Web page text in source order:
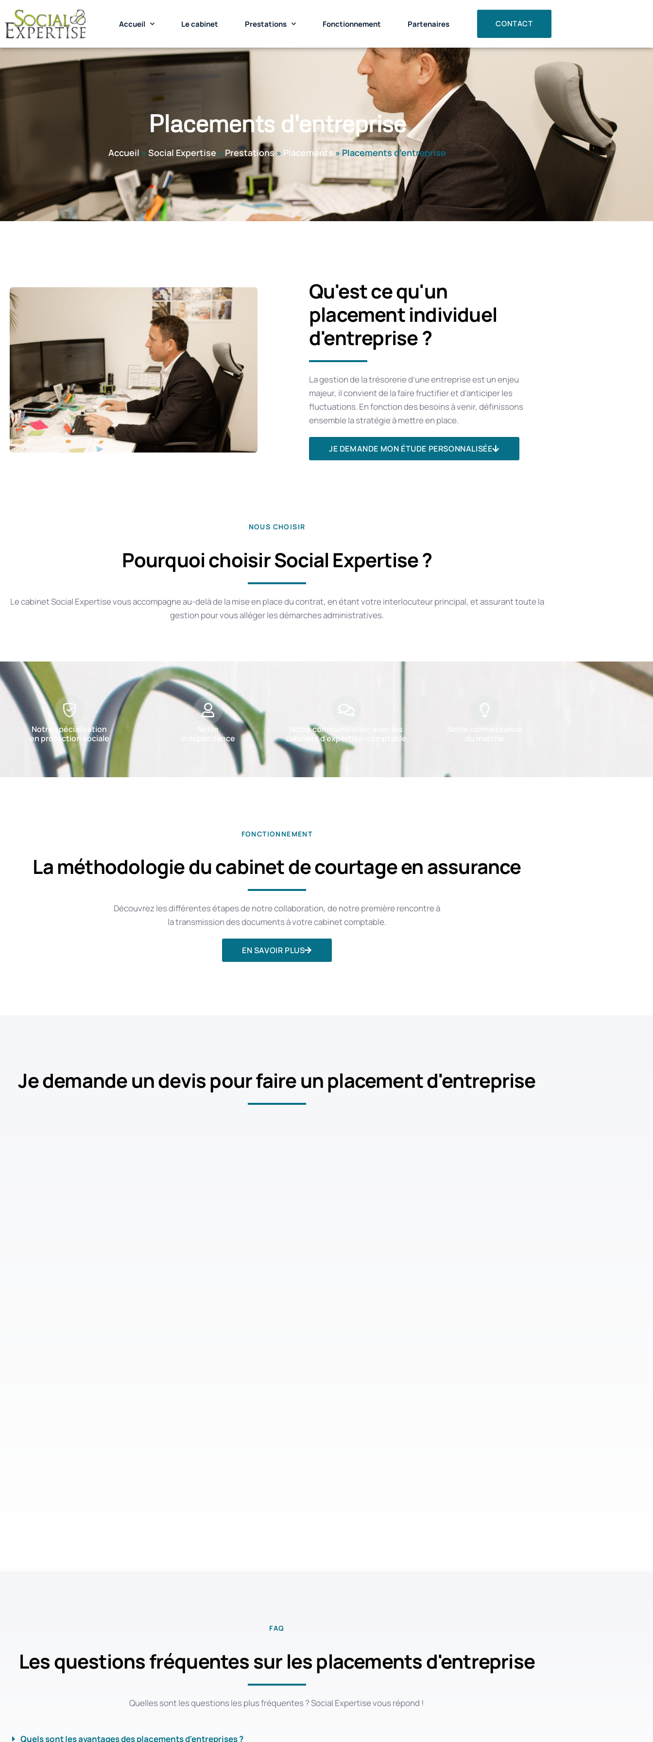
Accueil Le cabinet Prestations Fonctionnement Partenaires CONTACT
Placements d'entreprise
Accueil » Social Expertise » Prestations » Placements » Placements d’entreprise
Qu'est ce qu'un
placement individuel
d'entreprise ?
La gestion de la trésorerie d’une entreprise est un enjeu
majeur, il convient de la faire fructifier et d’anticiper les
fluctuations. En fonction des besoins à venir, définissons
ensemble la stratégie à mettre en place.
JE DEMANDE MON ÉTUDE PERSONNALISÉE
NOUS CHOISIR
Pourquoi choisir Social Expertise ?
Le cabinet Social Expertise vous accompagne au-delà de la mise en place du contrat, en étant votre interlocuteur principal, et assurant toute la
gestion pour vous alléger les démarches administratives.
Notre spécialisation
en protection sociale
Notre
indépendance
Notre communication avec les
cabinets d’expertise-comptable
FONCTIONNEMENT
La méthodologie du cabinet de courtage en assurance
Découvrez les différentes étapes de notre collaboration, de notre première rencontre à
la transmission des documents à votre cabinet comptable.
EN SAVOIR PLUS
Je demande un devis pour faire un placement d'entreprise
FAQ
Les questions fréquentes sur les placements d'entreprise
Quelles sont les questions les plus fréquentes ? Social Expertise vous répond !
Quels sont les avantages des placements d'entreprises ?